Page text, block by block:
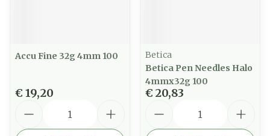
Accu Fine 32g 4mm 100
€ 19,20
Betica
Betica Pen Needles Halo
4mmx32g 100
€ 20,83